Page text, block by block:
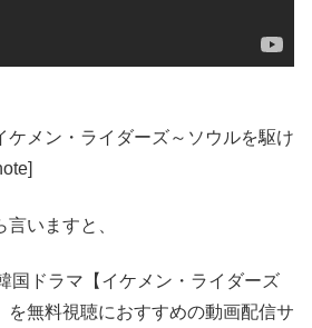
ケメン・ライダーズ～ソウルを駆け
いますと、
国ドラマ【イケメン・ライダーズ
を無料視聴におすすめの動画配信サ